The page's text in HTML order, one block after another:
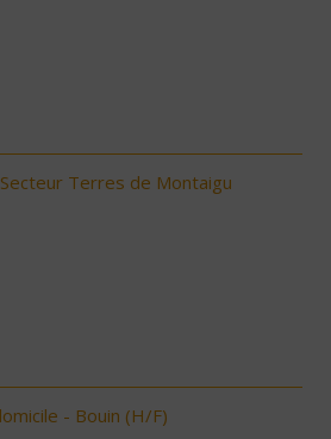
Terres de Montaigu
- Bouin (H/F)